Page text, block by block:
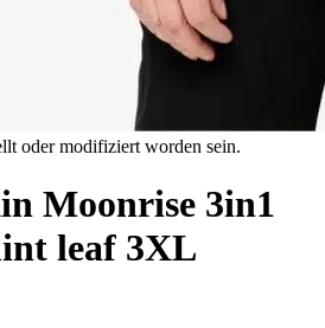
oder modifiziert worden sein.
Moonrise 3in1
leaf 3XL